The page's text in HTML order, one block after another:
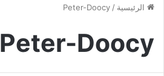
الرئيسية /
Peter-Doocy
Peter-Doocy